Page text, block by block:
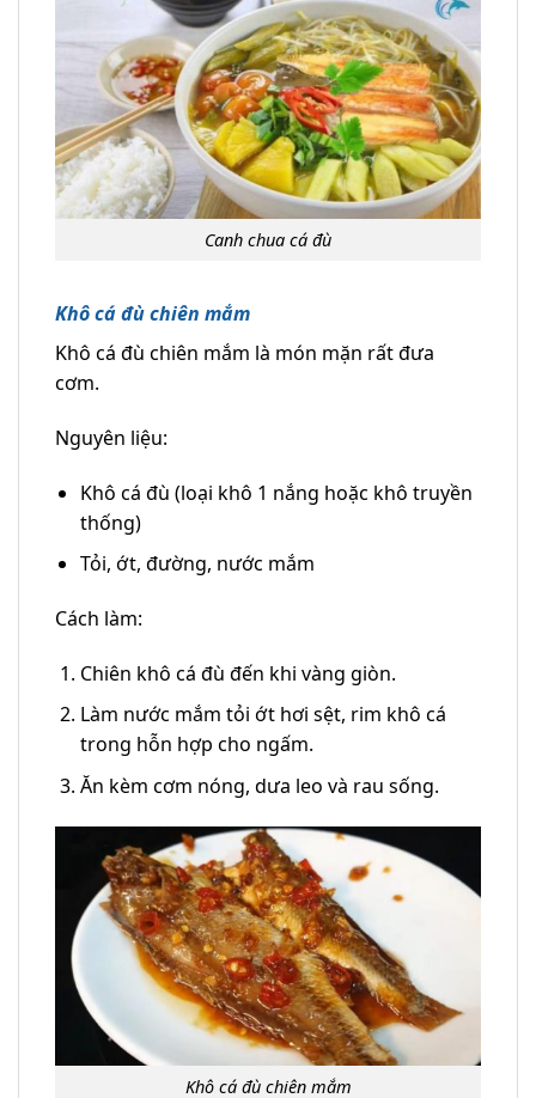
Canh chua cá đù
Khô cá đù chiên mắm
Khô cá đù chiên mắm là món mặn rất đưa
cơm.
Nguyên liệu:
Khô cá đù (loại khô 1 nắng hoặc khô truyền
thống)
Tỏi, ớt, đường, nước mắm
Cách làm:
Chiên khô cá đù đến khi vàng giòn.
Làm nước mắm tỏi ớt hơi sệt, rim khô cá
trong hỗn hợp cho ngấm.
Ăn kèm cơm nóng, dưa leo và rau sống.
Khô cá đù chiên mắm